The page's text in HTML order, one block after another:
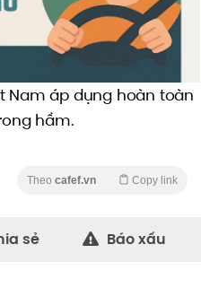
Nam áp dụng hoàn toàn
hầm.
Theo cafef.vn Copy link
sẻ Báo xấu